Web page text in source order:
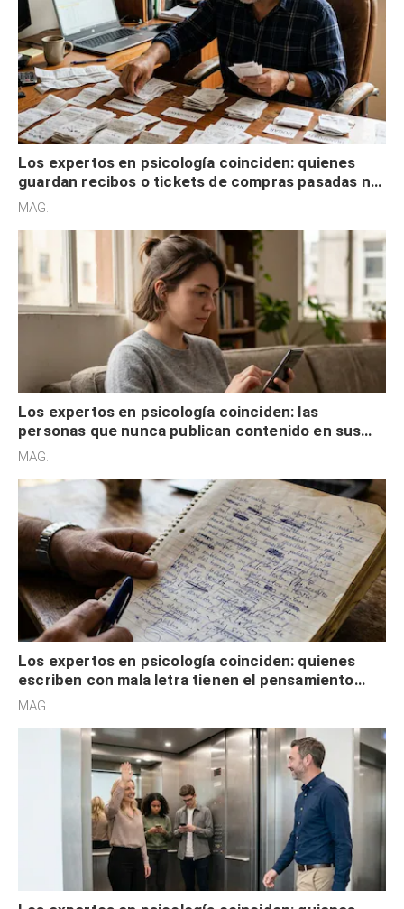
Los expertos en psicología coinciden: quienes
guardan recibos o tickets de compras pasadas no
son acumuladores, sino que tienen necesidad de
MAG.
Los expertos en psicología coinciden: las
personas que nunca publican contenido en sus
redes sociales no pretenden buscar validación
MAG.
Los expertos en psicología coinciden: quienes
escriben con mala letra tienen el pensamiento
acelerado y no lo hacen por desinterés
MAG.